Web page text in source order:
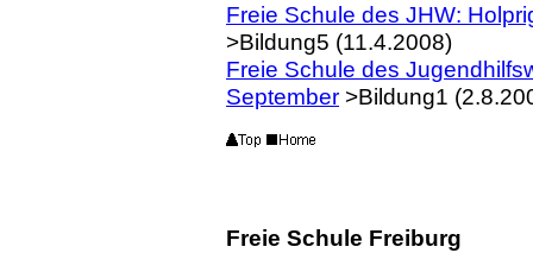
Freie Schule des JHW:
>Bildung5 (11.4.2008)
Freie Schule des
September >Bildung1
Freie Schule Freiburg